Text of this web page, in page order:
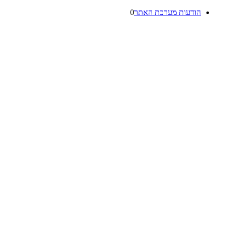
הודעות מערכת האתר0